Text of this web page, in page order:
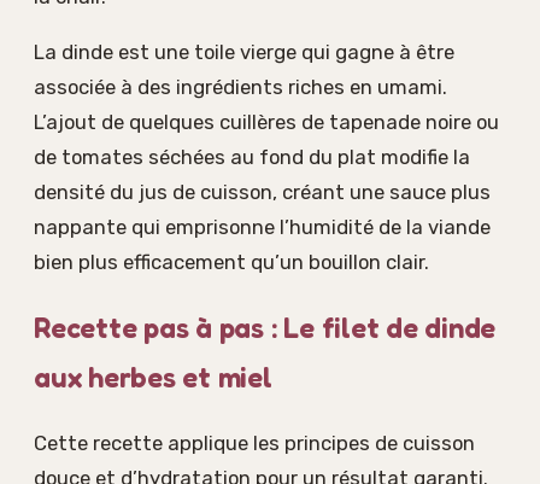
La dinde est une toile vierge qui gagne à être
associée à des ingrédients riches en umami.
L’ajout de quelques cuillères de tapenade noire ou
de tomates séchées au fond du plat modifie la
densité du jus de cuisson, créant une sauce plus
nappante qui emprisonne l’humidité de la viande
bien plus efficacement qu’un bouillon clair.
Recette pas à pas : Le filet de dinde
aux herbes et miel
Cette recette applique les principes de cuisson
douce et d’hydratation pour un résultat garanti.